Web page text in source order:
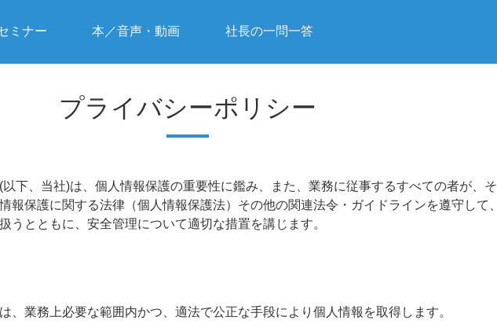
ミナー 本／音声・動画 社長の一問一答
プライバシーポリシー
以下、当社)は、個人情報保護の重要性に鑑み、また、業務に従事するすべての者が、そ
報保護に関する法律（個人情報保護法）その他の関連法令・ガイドラインを遵守して、
うとともに、安全管理について適切な措置を講じます。
、業務上必要な範囲内かつ、適法で公正な手段により個人情報を取得します。